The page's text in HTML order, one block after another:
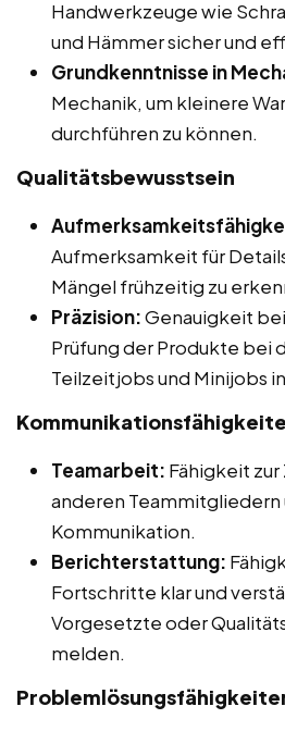
Handwerkzeuge wie
und Hämmer sicher und
Grundkenntnisse in
Mechanik, um kleinere
durchführen zu können.
Qualitätsbewusstsein
Aufmerksamkeit für
Mängel frühzeitig zu
Präzision:Genauigkeit
Prüfung der Produkte bei
Teilzeitjobs und Minijobs
Teamarbeit: Fähigkeit
anderen
Kommunikation.
Berichterstattung:
Fortschritte klar und
Vorgesetzte oder
melden.